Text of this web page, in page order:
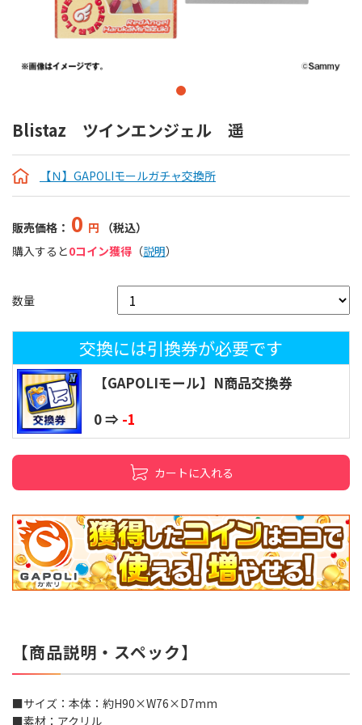
Blistaz ツインエンジェル 遥
【Ｎ】GAPOLIモールガチャ交換所
販売価格： 0 円
（税込）
購入すると0コイン獲得 （説明）
数量
交換には引換券が必要です
【GAPOLIモール】N商品交換券
0 ⇒ -1
カートに入れる
【商品説明・スペック】
■サイズ：本体：約H90×W76×D7mm
■素材：アクリル